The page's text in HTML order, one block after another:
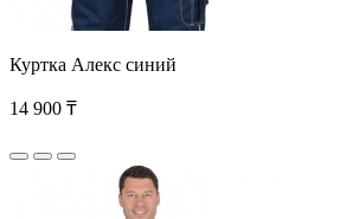
Куртка Алекс синий
14 900 ₸